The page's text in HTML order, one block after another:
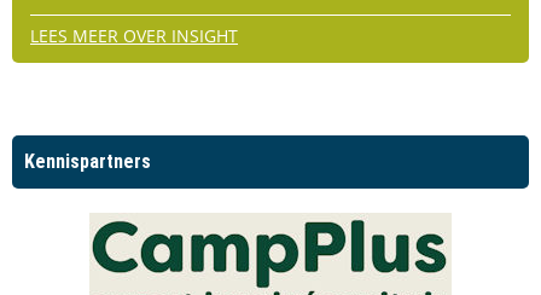
LEES MEER OVER INSIGHT
Kennispartners